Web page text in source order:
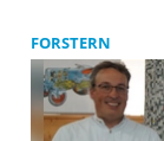
FORSTERN